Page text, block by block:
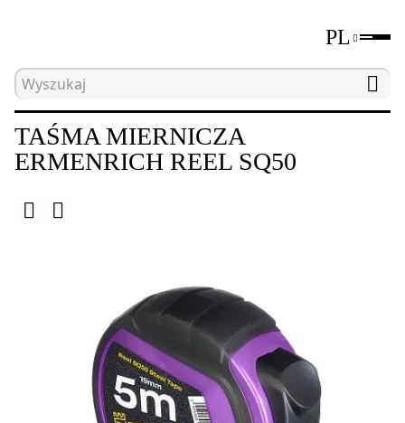
PL
Strona główna Przyrządy miernicze
TAŚMA MIERNICZA
ERMENRICH REEL SQ50